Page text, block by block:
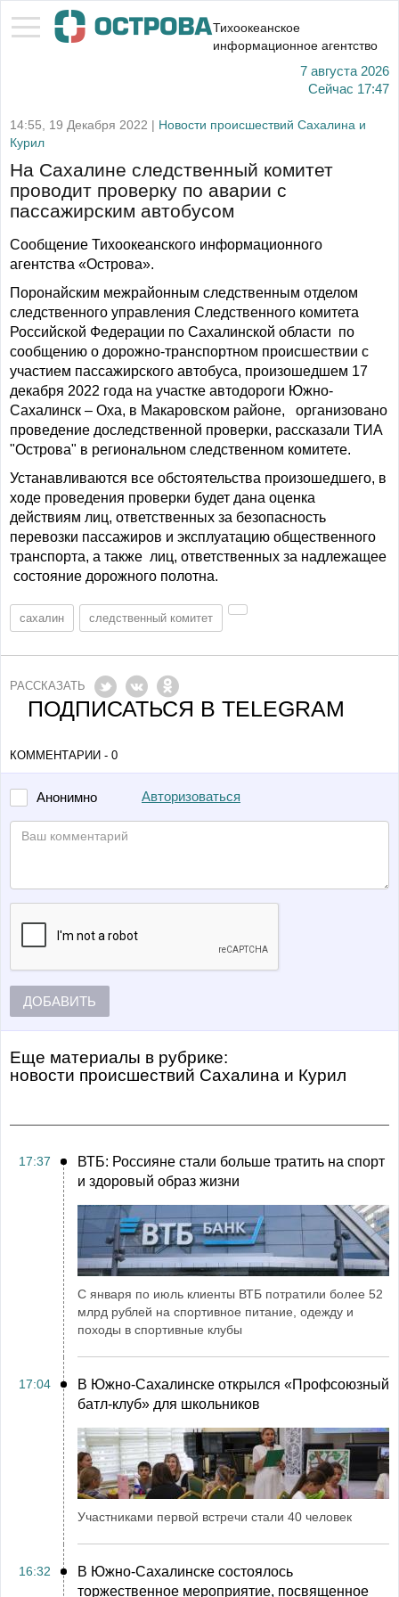
Тихоокеанское
информационное агентство
7 августа 2026
Сейчас 17:47
14:55, 19 Декабря 2022 | Новости происшествий Сахалина и
Курил
На Сахалине следственный комитет
проводит проверку по аварии с
пассажирским автобусом
Сообщение Тихоокеанского информационного
агентства «Острова».
Поронайским межрайонным следственным отделом
следственного управления Следственного комитета
Российской Федерации по Сахалинской области по
сообщению о дорожно-транспортном происшествии с
участием пассажирского автобуса, произошедшем 17
декабря 2022 года на участке автодороги Южно-
Сахалинск – Оха, в Макаровском районе, организовано
проведение доследственной проверки, рассказали ТИА
"Острова" в региональном следственном комитете.
Устанавливаются все обстоятельства произошедшего, в
ходе проведения проверки будет дана оценка
действиям лиц, ответственных за безопасность
перевозки пассажиров и эксплуатацию общественного
транспорта, а также лиц, ответственных за надлежащее
состояние дорожного полотна.
сахалин следственный комитет
РАССКАЗАТЬ
ПОДПИСАТЬСЯ В TELEGRAM
КОММЕНТАРИИ - 0
Анонимно Авторизоваться
ДОБАВИТЬ
Еще материалы в рубрике:
Новости происшествий Сахалина и Курил
17:37
ВТБ: Россияне стали больше тратить на спорт
и здоровый образ жизни
С января по июль клиенты ВТБ потратили более 52
млрд рублей на спортивное питание, одежду и
походы в спортивные клубы
17:04
В Южно-Сахалинске открылся «Профсоюзный
батл-клуб» для школьников
Участниками первой встречи стали 40 человек
16:32
В Южно-Сахалинске состоялось
торжественное мероприятие, посвященное